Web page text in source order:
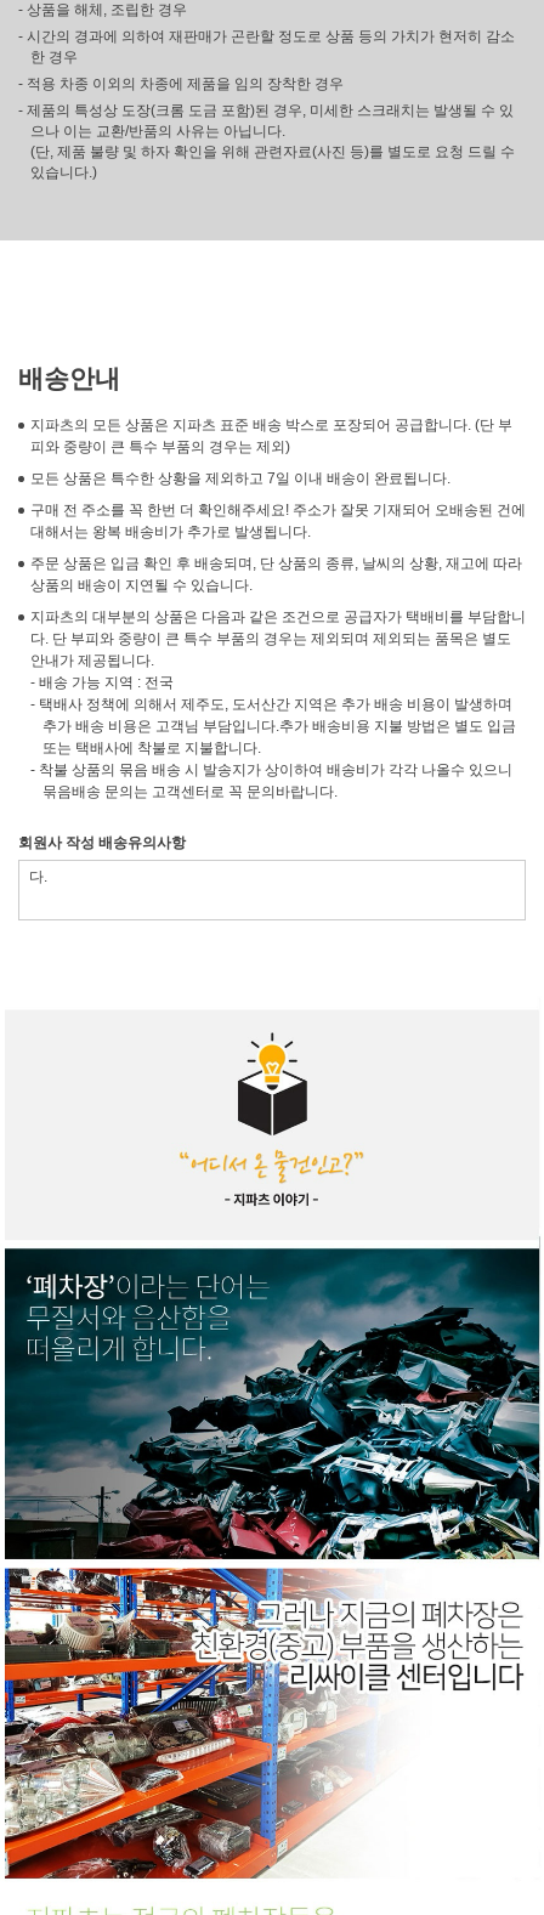
- 상품을 해체, 조립한 경우
- 시간의 경과에 의하여 재판매가 곤란할 정도로 상품 등의 가치가 현저히 감소
한 경우
- 적용 차종 이외의 차종에 제품을 임의 장착한 경우
- 제품의 특성상 도장(크롬 도금 포함)된 경우, 미세한 스크래치는 발생될 수 있
으나 이는 교환/반품의 사유는 아닙니다.
(단, 제품 불량 및 하자 확인을 위해 관련자료(사진 등)를 별도로 요청 드릴 수
있습니다.)
배송안내
지파츠의 모든 상품은 지파츠 표준 배송 박스로 포장되어 공급합니다. (단 부
피와 중량이 큰 특수 부품의 경우는 제외)
모든 상품은 특수한 상황을 제외하고 7일 이내 배송이 완료됩니다.
구매 전 주소를 꼭 한번 더 확인해주세요! 주소가 잘못 기재되어 오배송된 건에
대해서는 왕복 배송비가 추가로 발생됩니다.
주문 상품은 입금 확인 후 배송되며, 단 상품의 종류, 날씨의 상황, 재고에 따라
상품의 배송이 지연될 수 있습니다.
지파츠의 대부분의 상품은 다음과 같은 조건으로 공급자가 택배비를 부담합니
다. 단 부피와 중량이 큰 특수 부품의 경우는 제외되며 제외되는 품목은 별도
안내가 제공됩니다.
- 배송 가능 지역 : 전국
- 택배사 정책에 의해서 제주도, 도서산간 지역은 추가 배송 비용이 발생하며
추가 배송 비용은 고객님 부담입니다.추가 배송비용 지불 방법은 별도 입금
또는 택배사에 착불로 지불합니다.
- 착불 상품의 묶음 배송 시 발송지가 상이하여 배송비가 각각 나올수 있으니
묶음배송 문의는 고객센터로 꼭 문의바랍니다.
회원사 작성 배송유의사항
다.